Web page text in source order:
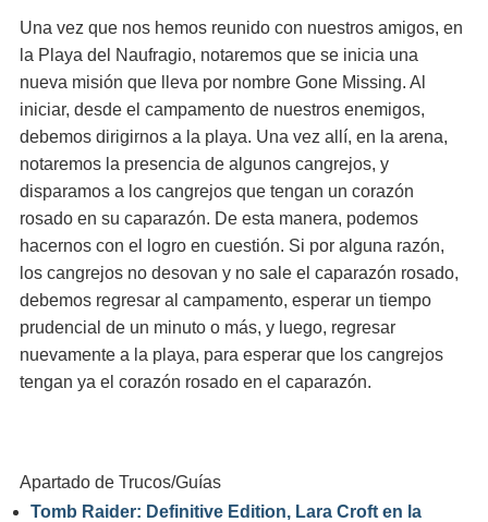
Una vez que nos hemos reunido con nuestros amigos, en
la Playa del Naufragio, notaremos que se inicia una
nueva misión que lleva por nombre Gone Missing. Al
iniciar, desde el campamento de nuestros enemigos,
debemos dirigirnos a la playa. Una vez allí, en la arena,
notaremos la presencia de algunos cangrejos, y
disparamos a los cangrejos que tengan un corazón
rosado en su caparazón. De esta manera, podemos
hacernos con el logro en cuestión. Si por alguna razón,
los cangrejos no desovan y no sale el caparazón rosado,
debemos regresar al campamento, esperar un tiempo
prudencial de un minuto o más, y luego, regresar
nuevamente a la playa, para esperar que los cangrejos
tengan ya el corazón rosado en el caparazón.
Apartado de Trucos/Guías
Tomb Raider: Definitive Edition, Lara Croft en la